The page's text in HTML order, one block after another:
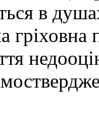
в
гріховна